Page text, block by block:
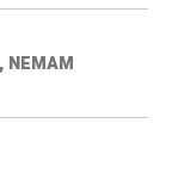
NEMAM